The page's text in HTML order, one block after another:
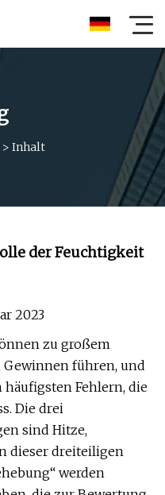
> Inhalt
der Feuchtigkeit
2023
zu großem
Gewinnen führen, und
Fehlern, die
Die drei
sind Hitze,
dieser dreiteiligen
werden